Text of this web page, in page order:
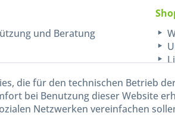
und Beratung
die für den technischen Betrieb
bei Benutzung dieser Website
Netzwerken vereinfachen